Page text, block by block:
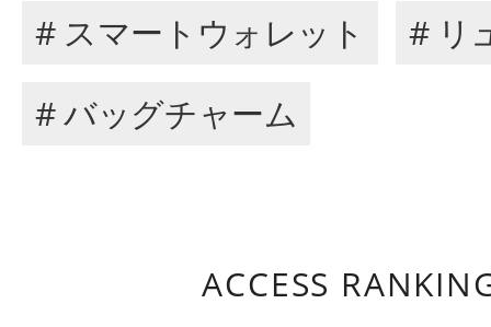
# スマートウォレット
# リ
# バッグチャーム
ACCESS